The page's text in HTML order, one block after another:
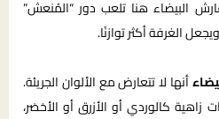
البيضاء هنا تلعب دور “المُنعش”
الغرفة أكثر توازنًا.
أنها لا تتعارض مع الألوان الجريئة.
كالوردي أو الأزرق أو الأخضر،